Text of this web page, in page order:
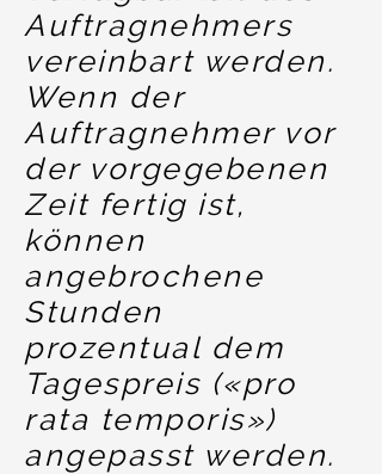
Auftragnehmers
vereinbart werden.
Wenn der
Auftragnehmer vor
der vorgegebenen
Zeit fertig ist,
können
angebrochene
Stunden
prozentual dem
Tagespreis («pro
rata temporis»)
angepasst werden.